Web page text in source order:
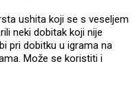
ushita koji se s veseljem
neki dobitak koji nije
pri dobitku u igrama na
Može se koristiti i